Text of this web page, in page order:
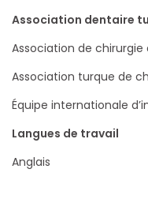
Association dentaire
Association de
Association turque de
Équipe internationale
Langues de travail
Anglais